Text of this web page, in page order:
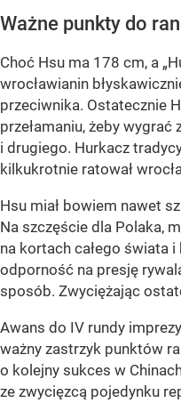
Ważne punkty do
Choć Hsu ma 178 cm, a
wrocławianin
przeciwnika. Ostatecznie
przełamaniu, żeby
i drugiego. Hurkacz
kilkukrotnie ratował
Hsu miał bowiem nawet
Na szczęście dla Polaka,
na kortach całego świata
odporność na presję
sposób. Zwyciężając
Awans do IV rundy
ważny zastrzyk punktów
o kolejny sukces w
ze zwycięzcą pojedynku